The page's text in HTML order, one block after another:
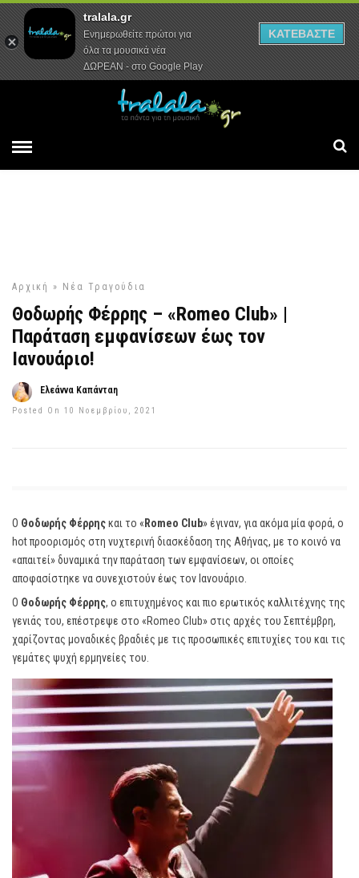
Αρχική Συνεντεύξεις Ρεπορτάζ
Αρχική » Νέα Τραγούδια
Θοδωρής Φέρρης – «Romeo Club» |
Παράταση εμφανίσεων έως τον
Ιανουάριο!
Ελεάννα Καπάνταη
Posted On 10 Νοεμβρίου, 2021
Ο Θοδωρής Φέρρηςκαι το « Romeo Club» έγιναν, για ακόμα μία φορά, ο
hot προορισμός στη νυχτερινή διασκέδαση της Αθήνας, με το κοινό να
«απαιτεί» δυναμικά την παράταση των εμφανίσεων, οι οποίες
αποφασίστηκε να συνεχιστούν έως τον Ιανουάριο.
Ο Θοδωρής Φέρρης, ο επιτυχημένος και πιο ερωτικός καλλιτέχνης της
γενιάς του, επέστρεψε στο «Romeo Club» στις αρχές του Σεπτέμβρη,
χαρίζοντας μοναδικές βραδιές με τις προσωπικές επιτυχίες του και τις
γεμάτες ψυχή ερμηνείες του.
tralala.gr
Ενημερωθείτε πρώτοι για
όλα τα μουσικά νέα
ΔΩΡΕΑΝ - στο Google Play
ΚΑΤΕΒΑΣΤΕ